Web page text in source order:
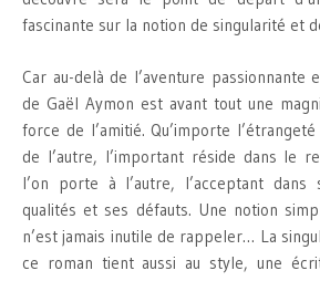
fascinante sur la notion de singularité et
Car au-delà de l’aventure passionnante
de Gaël Aymon est avant tout une
force de l’amitié. Qu’importe
de l’autre, l’important réside dans le
l’on porte à l’autre, l’acceptant
qualités et ses défauts. Une notion
n’est jamais inutile de rappeler… La
ce roman tient aussi au style, une